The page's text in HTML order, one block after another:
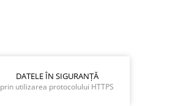
DATELE ÎN SIGURANȚĂ
prin utilizarea protocolului HTTPS